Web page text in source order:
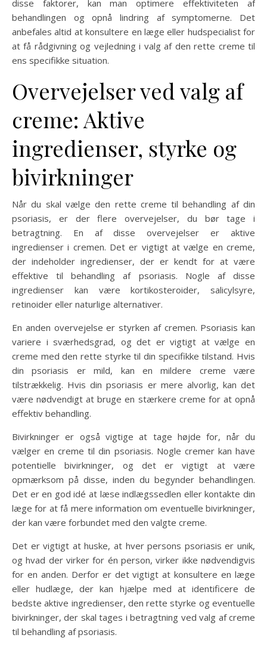
disse faktorer, kan man optimere effektiviteten af
behandlingen og opnå lindring af symptomerne. Det
anbefales altid at konsultere en læge eller hudspecialist for
at få rådgivning og vejledning i valg af den rette creme til
ens specifikke situation.
Overvejelser ved valg af
creme: Aktive
ingredienser, styrke og
bivirkninger
Når du skal vælge den rette creme til behandling af din
psoriasis, er der flere overvejelser, du bør tage i
betragtning. En af disse overvejelser er aktive
ingredienser i cremen. Det er vigtigt at vælge en creme,
der indeholder ingredienser, der er kendt for at være
effektive til behandling af psoriasis. Nogle af disse
ingredienser kan være kortikosteroider, salicylsyre,
retinoider eller naturlige alternativer.
En anden overvejelse er styrken af cremen. Psoriasis kan
variere i sværhedsgrad, og det er vigtigt at vælge en
creme med den rette styrke til din specifikke tilstand. Hvis
din psoriasis er mild, kan en mildere creme være
tilstrækkelig. Hvis din psoriasis er mere alvorlig, kan det
være nødvendigt at bruge en stærkere creme for at opnå
effektiv behandling.
Bivirkninger er også vigtige at tage højde for, når du
vælger en creme til din psoriasis. Nogle cremer kan have
potentielle bivirkninger, og det er vigtigt at være
opmærksom på disse, inden du begynder behandlingen.
Det er en god idé at læse indlægssedlen eller kontakte din
læge for at få mere information om eventuelle bivirkninger,
der kan være forbundet med den valgte creme.
Det er vigtigt at huske, at hver persons psoriasis er unik,
og hvad der virker for én person, virker ikke nødvendigvis
for en anden. Derfor er det vigtigt at konsultere en læge
eller hudlæge, der kan hjælpe med at identificere de
bedste aktive ingredienser, den rette styrke og eventuelle
bivirkninger, der skal tages i betragtning ved valg af creme
til behandling af psoriasis.